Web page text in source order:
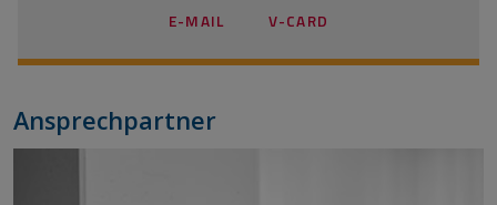
E-MAIL V-CARD
Ansprechpartner